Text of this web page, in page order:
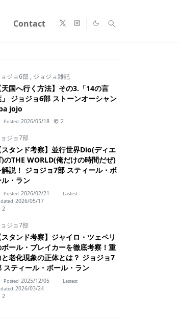
Contact
ジョ6部 , ジョジョ雑記
天国へ行く方法】その3.「14の言
ジョジョ6部 ストーンオーシャン
jojo
Posted 2026/05/18 2
ジョ7部
スタンド考察】並行世界Dio(ディエ
)のTHE WORLD(俺だけの時間だぜ)
解説！ ジョジョ7部 スティール・ボ
ル・ラン
Posted 2026/02/21
Lastest
2026/05/17
2
ジョ7部
スタンド考察】ジャイロ・ツェペリ
ール・ブレイカーを徹底考察！重
と老化現象の正体とは？ ジョジョ7
スティール・ボール・ラン
Posted 2025/12/05
Lastest
2026/03/24
2